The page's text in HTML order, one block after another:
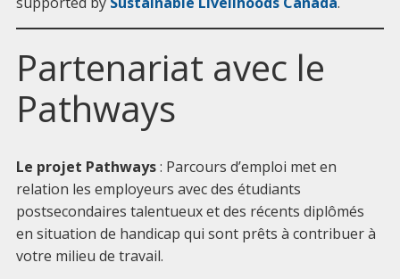
Partenariat avec le
Pathways
Le projet Pathways: Parcours d’emploi met en
relation les employeurs avec des étudiants
postsecondaires talentueux et des récents diplômés
en situation de handicap qui sont prêts à contribuer à
votre milieu de travail.